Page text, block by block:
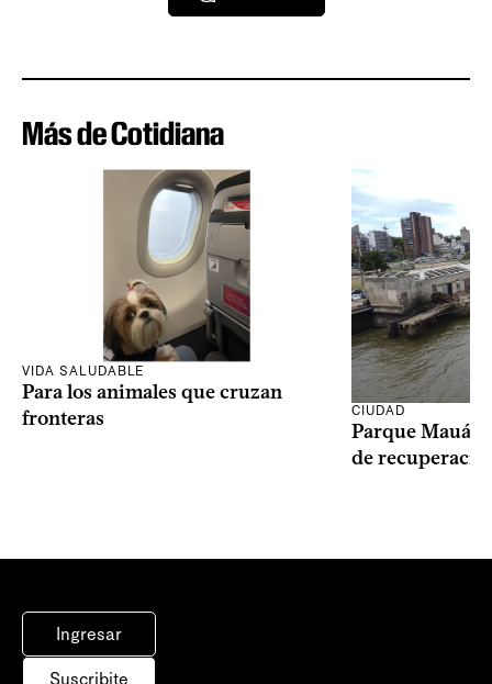
Más de Cotidiana
VIDA SALUDABLE
Para los animales que cruzan
fronteras
CIUDAD
Parque Mauá
de
Ingresar
Suscribite